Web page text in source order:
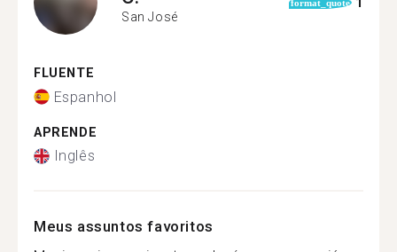
San José
format_quote
FLUENTE
Espanhol
APRENDE
Inglês
Meus assuntos favoritos